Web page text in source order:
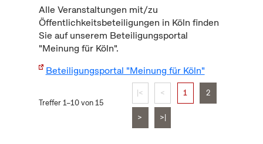
Alle Veranstaltungen mit/zu
Öffentlichkeitsbeteiligungen in Köln finden
Sie auf unserem Beteiligungsportal
"Meinung für Köln".
Beteiligungsportal "Meinung für Köln"
Treffer 1–10 von 15
|< < 1 2
> >|